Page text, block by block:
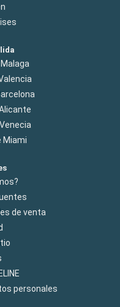
Miami
de venta
personales